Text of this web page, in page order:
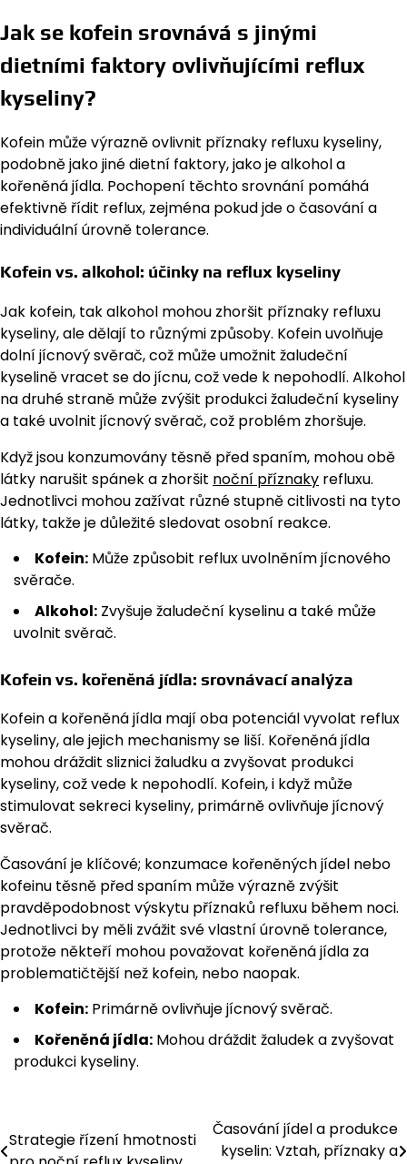
Jak se kofein srovnává s jinými
dietními faktory ovlivňujícími reflux
kyseliny?
Kofein může výrazně ovlivnit příznaky refluxu kyseliny,
podobně jako jiné dietní faktory, jako je alkohol a
kořeněná jídla. Pochopení těchto srovnání pomáhá
efektivně řídit reflux, zejména pokud jde o časování a
individuální úrovně tolerance.
Kofein vs. alkohol: účinky na reflux kyseliny
Jak kofein, tak alkohol mohou zhoršit příznaky refluxu
kyseliny, ale dělají to různými způsoby. Kofein uvolňuje
dolní jícnový svěrač, což může umožnit žaludeční
kyselině vracet se do jícnu, což vede k nepohodlí. Alkohol
na druhé straně může zvýšit produkci žaludeční kyseliny
a také uvolnit jícnový svěrač, což problém zhoršuje.
Když jsou konzumovány těsně před spaním, mohou obě
látky narušit spánek a zhoršit noční příznaky refluxu.
Jednotlivci mohou zažívat různé stupně citlivosti na tyto
látky, takže je důležité sledovat osobní reakce.
Kofein: Může způsobit reflux uvolněním jícnového
svěrače.
Alkohol: Zvyšuje žaludeční kyselinu a také může
uvolnit svěrač.
Kofein vs. kořeněná jídla: srovnávací analýza
Kofein a kořeněná jídla mají oba potenciál vyvolat reflux
kyseliny, ale jejich mechanismy se liší. Kořeněná jídla
mohou dráždit sliznici žaludku a zvyšovat produkci
kyseliny, což vede k nepohodlí. Kofein, i když může
stimulovat sekreci kyseliny, primárně ovlivňuje jícnový
svěrač.
Časování je klíčové; konzumace kořeněných jídel nebo
kofeinu těsně před spaním může výrazně zvýšit
pravděpodobnost výskytu příznaků refluxu během noci.
Jednotlivci by měli zvážit své vlastní úrovně tolerance,
protože někteří mohou považovat kořeněná jídla za
problematičtější než kofein, nebo naopak.
Kofein: Primárně ovlivňuje jícnový svěrač.
Kořeněná jídla: Mohou dráždit žaludek a zvyšovat
produkci kyseliny.
Post
Strategie řízení hmotnosti
Časování jídel a produkce
kyselin: Vztah, příznaky a